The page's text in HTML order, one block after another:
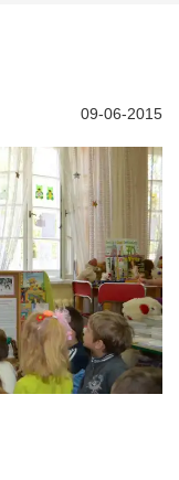
09-06-2015